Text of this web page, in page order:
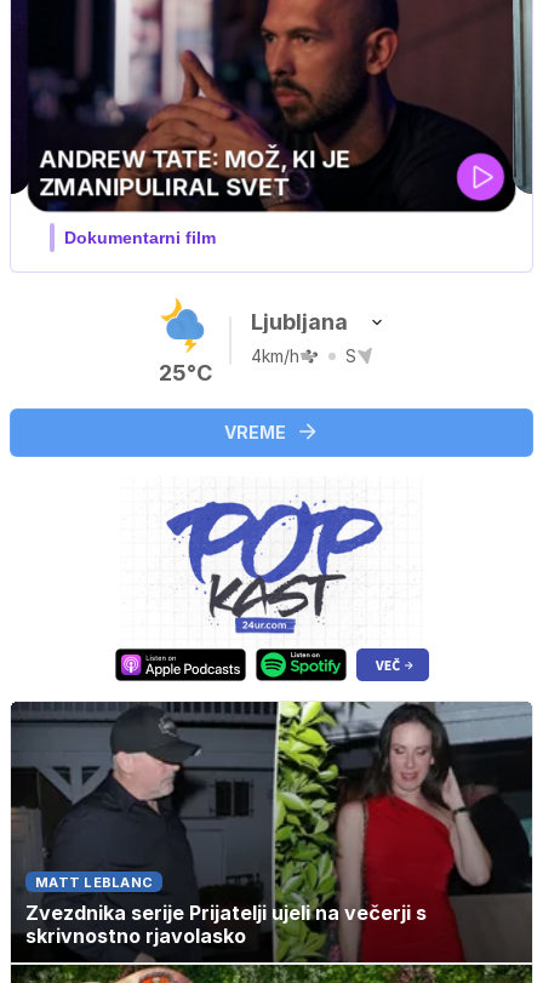
MOJ PRIJATELJ PINGVIN
Film meseca / družinski, pustolovski
25°C
Ljubljana
4km/h S
VREME
MATT LEBLANC
Zvezdnika serije Prijatelji ujeli na večerji s
skrivnostno rjavolasko